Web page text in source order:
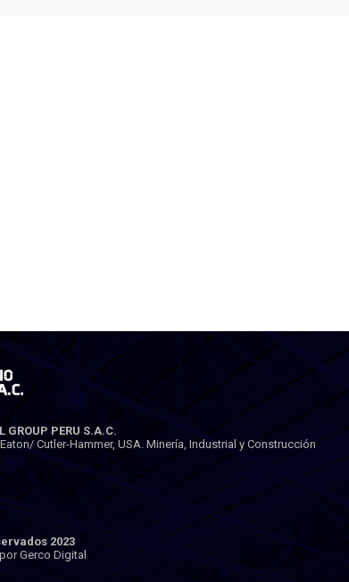
GROUP PERU S.A.C.
Cutler-Hammer, USA. Minería, Industrial y Construcción
2023
Gerco Digital